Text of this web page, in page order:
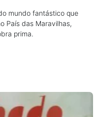
mundo fantástico que
País das Maravilhas,
prima.